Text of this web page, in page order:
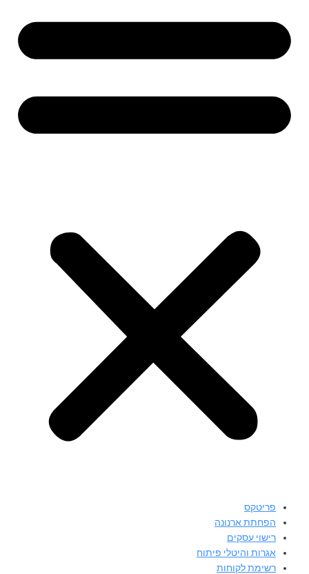
פריטקס
הפחתת ארנונה
רישוי עסקים
אגרות והיטלי פיתוח
רשימת לקוחות